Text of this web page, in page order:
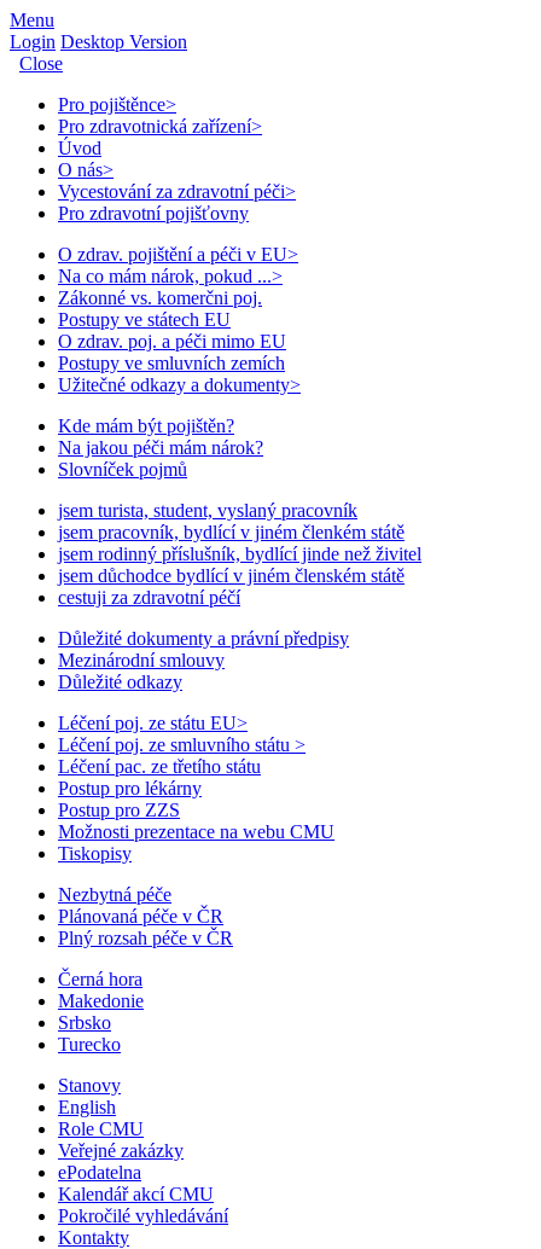
Menu
Login Desktop Version
Close
Pro pojištěnce>
Pro zdravotnická zařízení>
Úvod
O nás>
Vycestování za zdravotní péči>
Pro zdravotní pojišťovny
O zdrav. pojištění a péči v EU>
Na co mám nárok, pokud ...>
Zákonné vs. komerčni poj.
Postupy ve státech EU
O zdrav. poj. a péči mimo EU
Postupy ve smluvních zemích
Užitečné odkazy a dokumenty>
Kde mám být pojištěn?
Na jakou péči mám nárok?
Slovníček pojmů
jsem turista, student, vyslaný pracovník
jsem pracovník, bydlící v jiném členkém státě
jsem rodinný příslušník, bydlící jinde než živitel
jsem důchodce bydlící v jiném členském státě
cestuji za zdravotní péčí
Důležité dokumenty a právní předpisy
Mezinárodní smlouvy
Důležité odkazy
Léčení poj. ze státu EU>
Léčení poj. ze smluvního státu >
Léčení pac. ze třetího státu
Postup pro lékárny
Postup pro ZZS
Možnosti prezentace na webu CMU
Tiskopisy
Nezbytná péče
Plánovaná péče v ČR
Plný rozsah péče v ČR
Černá hora
Makedonie
Srbsko
Turecko
Stanovy
English
Role CMU
Veřejné zakázky
ePodatelna
Kalendář akcí CMU
Pokročilé vyhledávání
Kontakty